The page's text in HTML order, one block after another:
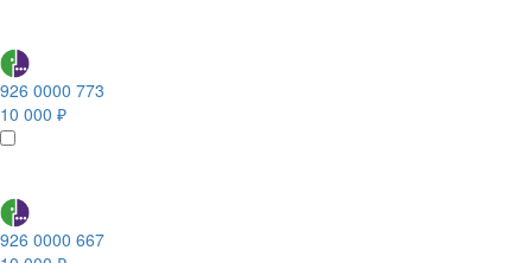
926 0000 773
10 000 ₽
926 0000 667